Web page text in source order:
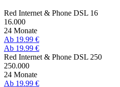
Red Internet & Phone DSL 16
16.000
24 Monate
Ab 19.99 €
Ab 19.99 €
Red Internet & Phone DSL 250
250.000
24 Monate
Ab 19.99 €